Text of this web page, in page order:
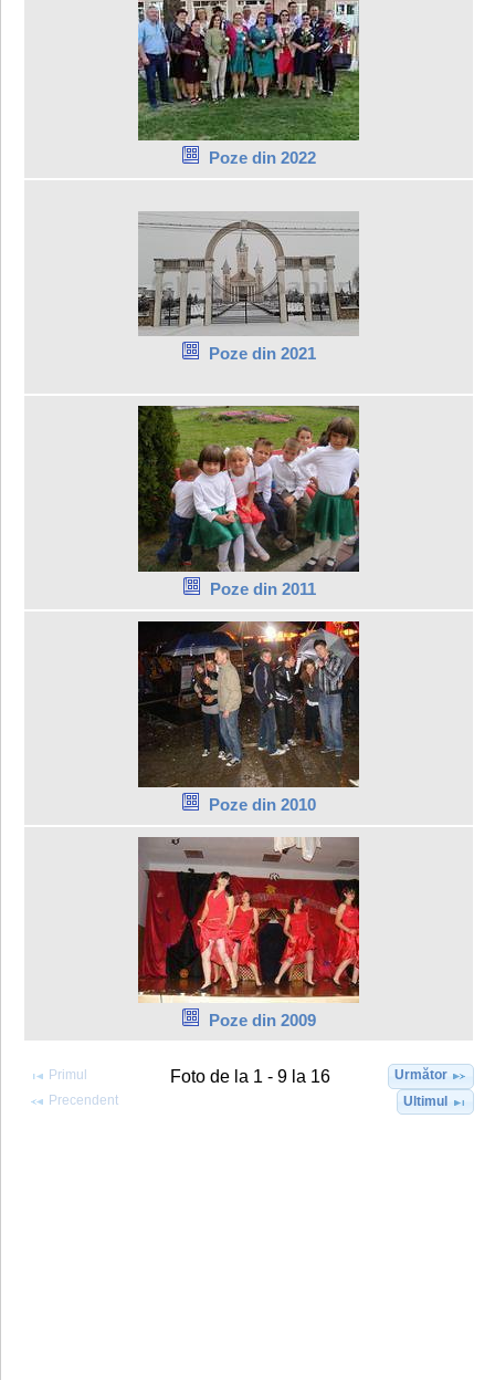
Poze din 2022
Poze din 2021
Poze din 2011
Poze din 2010
Poze din 2009
Primul
Precendent
Foto de la 1 - 9 la 16
Următor
Ultimul